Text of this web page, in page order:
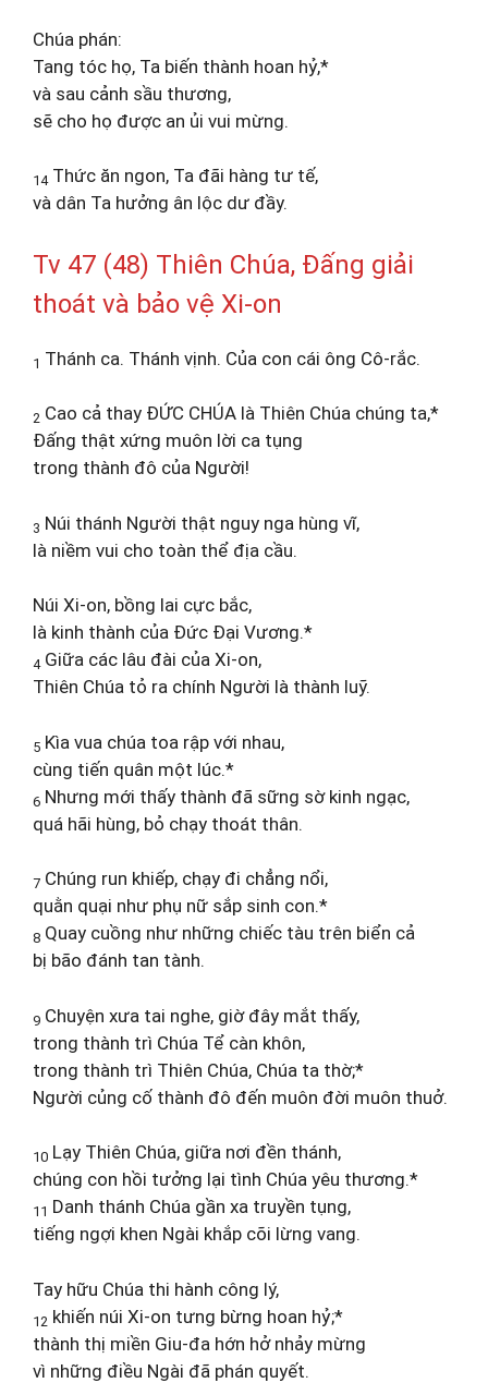
Chúa phán:
Tang tóc họ, Ta biến thành hoan hỷ,*
và sau cảnh sầu thương,
sẽ cho họ được an ủi vui mừng.
14 Thức ăn ngon, Ta đãi hàng tư tế,
và dân Ta hưởng ân lộc dư đầy.
Tv 47 (48) Thiên Chúa, Đấng giải
thoát và bảo vệ Xi-on
1 Thánh ca. Thánh vịnh. Của con cái ông Cô-rắc.
2 Cao cả thay ĐỨC CHÚA là Thiên Chúa chúng ta,*
Đấng thật xứng muôn lời ca tụng
trong thành đô của Người!
3 Núi thánh Người thật nguy nga hùng vĩ,
là niềm vui cho toàn thể địa cầu.
Núi Xi-on, bồng lai cực bắc,
là kinh thành của Đức Đại Vương.*
4 Giữa các lâu đài của Xi-on,
Thiên Chúa tỏ ra chính Người là thành luỹ.
5 Kìa vua chúa toa rập với nhau,
cùng tiến quân một lúc.*
6 Nhưng mới thấy thành đã sững sờ kinh ngạc,
quá hãi hùng, bỏ chạy thoát thân.
7 Chúng run khiếp, chạy đi chẳng nổi,
quằn quại như phụ nữ sắp sinh con.*
8 Quay cuồng như những chiếc tàu trên biển cả
bị bão đánh tan tành.
9 Chuyện xưa tai nghe, giờ đây mắt thấy,
trong thành trì Chúa Tể càn khôn,
trong thành trì Thiên Chúa, Chúa ta thờ;*
Người củng cố thành đô đến muôn đời muôn thuở.
10 Lạy Thiên Chúa, giữa nơi đền thánh,
chúng con hồi tưởng lại tình Chúa yêu thương.*
11 Danh thánh Chúa gần xa truyền tụng,
tiếng ngợi khen Ngài khắp cõi lừng vang.
Tay hữu Chúa thi hành công lý,
12 khiến núi Xi-on tưng bừng hoan hỷ;*
thành thị miền Giu-đa hớn hở nhảy mừng
vì những điều Ngài đã phán quyết.